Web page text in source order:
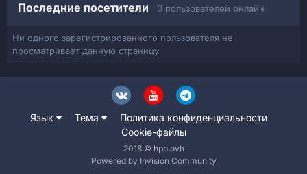
Последние посетители 0 пользователей онлайн
Ни одного зарегистрированного пользователя не
просматривает данную страницу
Язык Тема
Политика конфиденциальности
Cookie-файлы
2018 © hpp.ovh
Powered by Invision Community